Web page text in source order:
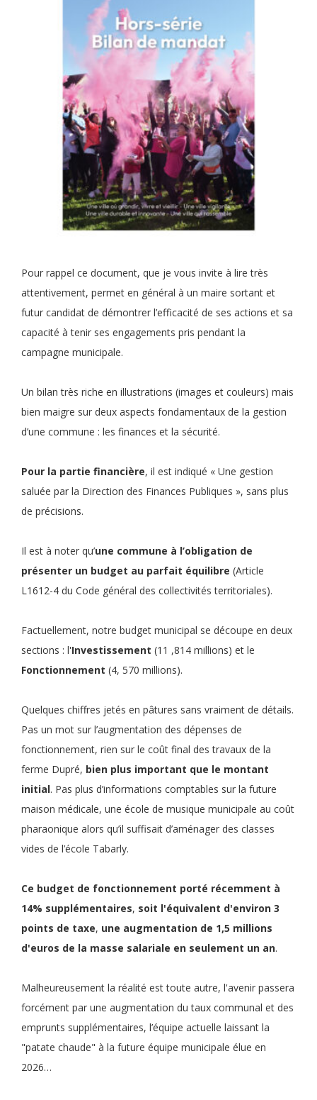
Pour rappel ce document, que je vous invite à lire très
attentivement, permet en général à un maire sortant et
futur candidat de démontrer l’efficacité de ses actions et sa
capacité à tenir ses engagements pris pendant la
campagne municipale.
Un bilan très riche en illustrations (images et couleurs) mais
bien maigre sur deux aspects fondamentaux de la gestion
d’une commune : les finances et la sécurité.
Pour la partie financière, il est indiqué « Une gestion
saluée par la Direction des Finances Publiques », sans plus
de précisions.
Il est à noter qu’une commune à l’obligation de
présenter un budget au parfait équilibre (Article
L1612-4 du Code général des collectivités territoriales).
Factuellement, notre budget municipal se découpe en deux
sections : l'Investissement (11 ,814 millions) et le
Fonctionnement (4, 570 millions).
Quelques chiffres jetés en pâtures sans vraiment de détails.
Pas un mot sur l’augmentation des dépenses de
fonctionnement, rien sur le coût final des travaux de la
ferme Dupré, bien plus important que le montant
initial. Pas plus d’informations comptables sur la future
maison médicale, une école de musique municipale au coût
pharaonique alors qu’il suffisait d’aménager des classes
vides de l’école Tabarly.
Ce budget de fonctionnement porté récemment à
14% supplémentaires, soit l'équivalent d'environ 3
points de taxe, une augmentation de 1,5 millions
d'euros de la masse salariale en seulement un an.
Malheureusement la réalité est toute autre, l'avenir passera
forcément par une augmentation du taux communal et des
emprunts supplémentaires, l’équipe actuelle laissant la
"patate chaude" à la future équipe municipale élue en
2026…